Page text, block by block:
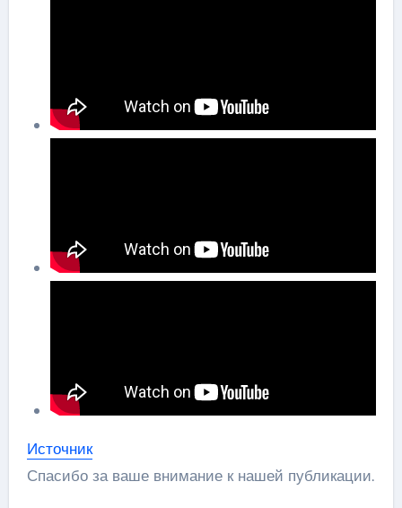
Источник
Спасибо за ваше внимание к нашей публикации.